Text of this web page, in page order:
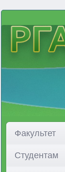
Факультет
Студентам